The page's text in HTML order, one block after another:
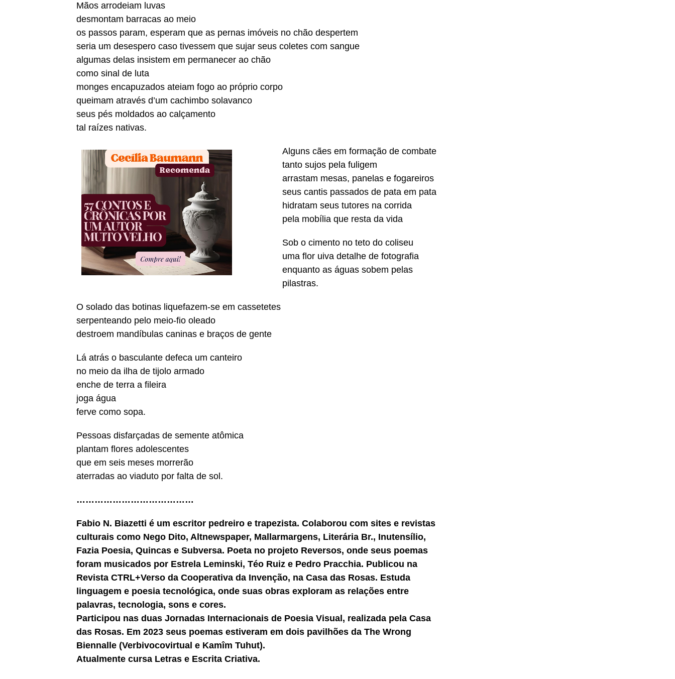
Mãos arrodeiam luvas
desmontam barracas ao meio
os passos param, esperam que as pernas imóveis no chão despertem
seria um desespero caso tivessem que sujar seus coletes com sangue
algumas delas insistem em permanecer ao chão
como sinal de luta
monges encapuzados ateiam fogo ao próprio corpo
queimam através d’um cachimbo solavanco
seus pés moldados ao calçamento
tal raízes nativas.
Alguns cães em formação de combate
tanto sujos pela fuligem
arrastam mesas, panelas e fogareiros
seus cantis passados de pata em pata
hidratam seus tutores na corrida
pela mobília que resta da vida
Sob o cimento no teto do coliseu
uma flor uiva detalhe de fotografia
enquanto as águas sobem pelas
pilastras.
O solado das botinas liquefazem-se em cassetetes
serpenteando pelo meio-fio oleado
destroem mandíbulas caninas e braços de gente
Lá atrás o basculante defeca um canteiro
no meio da ilha de tijolo armado
enche de terra a fileira
joga água
ferve como sopa.
Pessoas disfarçadas de semente atômica
plantam flores adolescentes
que em seis meses morrerão
aterradas ao viaduto por falta de sol.
…………………………………
Fabio N. Biazetti é um escritor pedreiro e trapezista. Colaborou com sites e revistas
culturais como Nego Dito, Altnewspaper, Mallarmargens, Literária Br., Inutensílio,
Fazia Poesia, Quincas e Subversa. Poeta no projeto Reversos, onde seus poemas
foram musicados por Estrela Leminski, Téo Ruiz e Pedro Pracchia. Publicou na
Revista CTRL+Verso da Cooperativa da Invenção, na Casa das Rosas. Estuda
linguagem e poesia tecnológica, onde suas obras exploram as relações entre
palavras, tecnologia, sons e cores.
Participou nas duas Jornadas Internacionais de Poesia Visual, realizada pela Casa
das Rosas. Em 2023 seus poemas estiveram em dois pavilhões da The Wrong
Biennalle (Verbivocovirtual e Kamîm Tuhut).
Atualmente cursa Letras e Escrita Criativa.